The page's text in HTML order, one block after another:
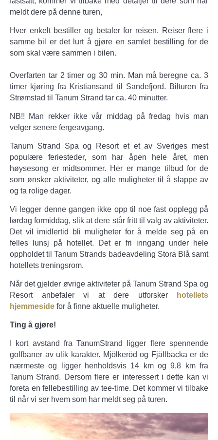
meldt dere på denne turen,
Hver enkelt bestiller og betaler for reisen. Reiser flere i
samme bil er det lurt å gjøre en samlet bestilling for de
som skal være sammen i bilen.
Overfarten tar 2 timer og 30 min. Man må beregne ca. 3
timer kjøring fra Kristiansand til Sandefjord. Bilturen fra
Strømstad til Tanum Strand tar ca. 40 minutter.
NB!! Man rekker ikke vår middag på fredag hvis man
velger senere fergeavgang.
Tanum Strand Spa og Resort et et av Sveriges mest
populære feriesteder, som har åpen hele året, men
høysesong er midtsommer. Her er mange tilbud for de
som ønsker aktiviteter, og alle muligheter til å slappe av
og ta rolige dager.
Vi legger denne gangen ikke opp til noe fast opplegg på
lørdag formiddag, slik at dere står fritt til valg av aktiviteter.
Det vil imidlertid bli muligheter for å melde seg på en
felles lunsj på hotellet. Det er fri inngang under hele
oppholdet til Tanum Strands badeavdeling Stora Blå samt
hotellets treningsrom.
Når det gjelder øvrige aktiviteter på Tanum Strand Spa og
Resort anbefaler vi at dere utforsker
hotellets
hjemmeside for å finne aktuelle muligheter.
Ting å gjøre!
I kort avstand fra TanumStrand ligger flere spennende
golfbaner av ulik karakter. Mjölkeröd og Fjällbacka er de
nærmeste og ligger henholdsvis 14 km og 9,8 km fra
Tanum Strand. Dersom flere er interessert i dette kan vi
foreta en fellebestilling av tee-time. Det kommer vi tilbake
til når vi ser hvem som har meldt seg på turen.